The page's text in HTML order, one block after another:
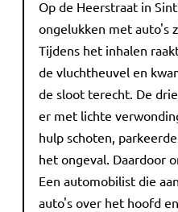
Op de Heerstraat in
ongelukken met auto's
Tijdens het inhalen
de vluchtheuvel en
de sloot terecht. De
er met lichte
hulp schoten,
het ongeval. Daardoor
Een automobilist die
auto's over het hoofd